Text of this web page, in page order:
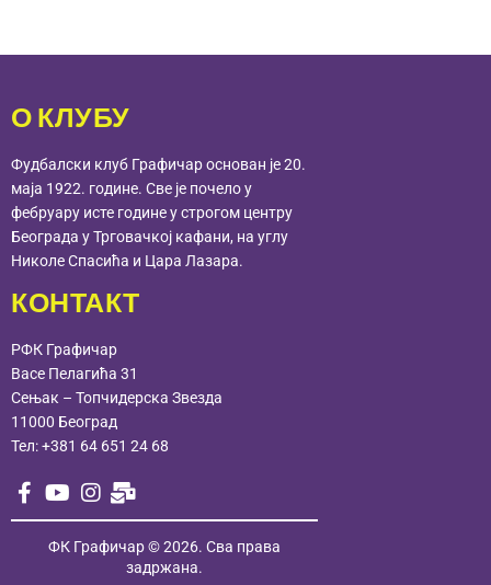
О КЛУБУ
Фудбалски клуб Графичар основан је 20.
маја 1922. године. Све је почело у
фебруару исте године у строгом центру
Београда у Трговачкој кафани, на углу
Николе Спасића и Цара Лазара.
КОНТАКТ
РФК Графичар
Васе Пелагића 31
Сењак – Топчидерска Звезда
11000 Београд
Тел:+381 64 651 24 68
ФК Графичар© 2026. Сва права
задржана.